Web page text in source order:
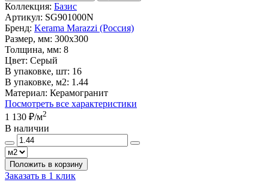
Коллекция: Базис
Артикул: SG901000N
Бренд: Kerama Marazzi (Россия)
Размер, мм: 300x300
Толщина, мм: 8
Цвет: Серый
В упаковке, шт: 16
В упаковке, м2: 1.44
Материал: Керамогранит
Посмотреть все характеристики
1 130 ₽/м2
В наличии
Положить в корзину
Заказать в 1 клик